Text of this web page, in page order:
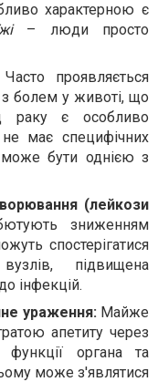
характерною є
– люди просто
проявляється
з болем у животі, що
раку є особливо
має специфічних
може бути однією з
(лейкози
зниженням
спостерігатися
підвищена
інфекцій.
ураження:Майже
апетиту через
функції органа та
може з'являтися